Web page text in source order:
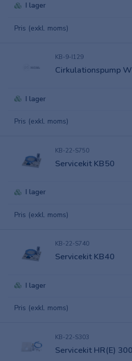
I lager
Pris (exkl. moms)
KB-9-I129
Cirkulationspump
I lager
Pris (exkl. moms)
KB-22-S750
Servicekit KB50
I lager
Pris (exkl. moms)
KB-22-S740
Servicekit KB40
I lager
Pris (exkl. moms)
KB-22-S303
Servicekit HR(E)